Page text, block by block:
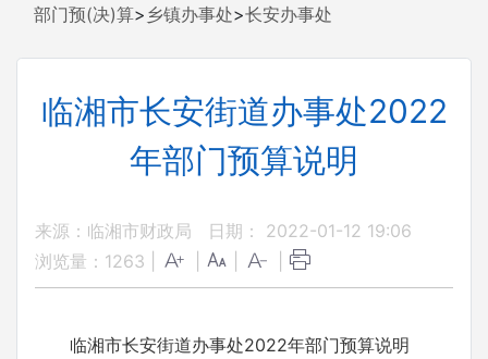
部门预(决)算> 乡镇办事处>长安办事处
临湘市长安街道办事处2022
年部门预算说明
来源：临湘市财政局
日期： 2022-01-12 19:06
浏览量： 1263
临湘市长安街道办事处2022年部门预算说明